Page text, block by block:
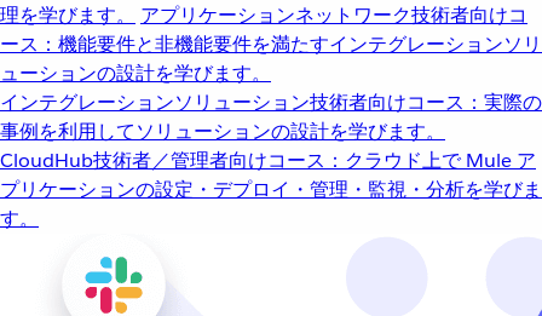
理を学びます。
アプリケーションネットワーク技術者向けコ
ース：機能要件と非機能要件を満たすインテグレーションソリ
ューションの設計を学びます。
インテグレーションソリューション技術者向けコース：実際の
事例を利用してソリューションの設計を学びます。
CloudHub技術者／管理者向けコース：クラウド上で Mule ア
プリケーションの設定・デプロイ・管理・監視・分析を学びま
す。